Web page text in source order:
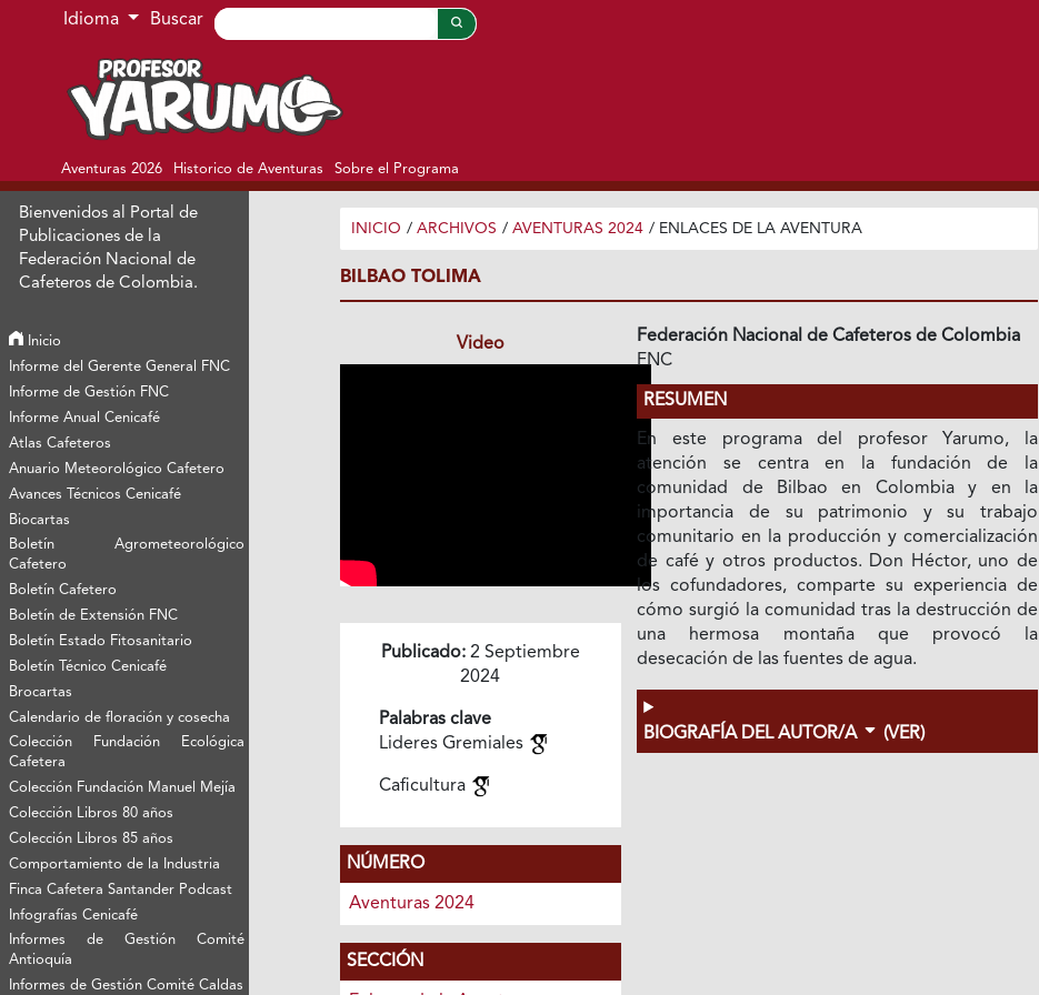
Ir al menú de navegación principal
Ir al contenido principal
Ir al pie de página del sitio
Idioma Buscar
Aventuras 2026 Historico de Aventuras Sobre el Programa
Bienvenidos al Portal de
Publicaciones de la
Federación Nacional de
Cafeteros de Colombia.
Inicio
Informe del Gerente General FNC
Informe de Gestión FNC
Informe Anual Cenicafé
Atlas Cafeteros
Anuario Meteorológico Cafetero
Avances Técnicos Cenicafé
Biocartas
Boletín Agrometeorológico
Cafetero
Boletín Cafetero
Boletín de Extensión FNC
Boletín Estado Fitosanitario
Boletín Técnico Cenicafé
Brocartas
Calendario de floración y cosecha
Colección Fundación Ecológica
Cafetera
Colección Fundación Manuel Mejía
Colección Libros 80 años
Colección Libros 85 años
Comportamiento de la Industria
Finca Cafetera Santander Podcast
Infografías Cenicafé
Informes de Gestión Comité
Antioquía
Informes de Gestión Comité Caldas
INICIO / ARCHIVOS / AVENTURAS 2024 / ENLACES DE LA AVENTURA
BILBAO TOLIMA
Video
Publicado:2 Septiembre
2024
Palabras clave
Lideres Gremiales
Caficultura
NÚMERO
Aventuras 2024
SECCIÓN
Federación Nacional de Cafeteros de Colombia
FNC
RESUMEN
En este programa del profesor Yarumo, la
atención se centra en la fundación de la
comunidad de Bilbao en Colombia y en la
importancia de su patrimonio y su trabajo
comunitario en la producción y comercialización
de café y otros productos. Don Héctor, uno de
los cofundadores, comparte su experiencia de
cómo surgió la comunidad tras la destrucción de
una hermosa montaña que provocó la
desecación de las fuentes de agua.
BIOGRAFÍA DEL AUTOR/A (VER)